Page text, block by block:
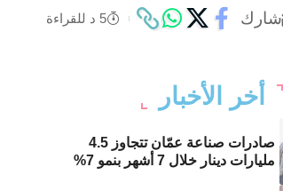
شارك 5 د للقراءة
أخر الأخبار
صادرات صناعة عمّان تتجاوز 4.5
مليارات دينار خلال 7 أشهر بنمو 7%